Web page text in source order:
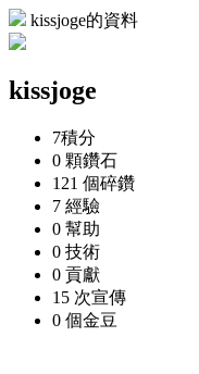
kissjoge的資料
kissjoge
7積分
0 顆鑽石
121 個碎鑽
7 經驗
0 幫助
0 技術
0 貢獻
15 次宣傳
0 個金豆